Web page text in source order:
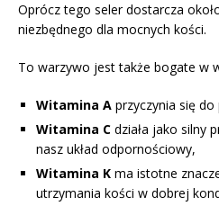
Oprócz tego seler dostarcza
niezbędnego dla mocnych kości.
To warzywo jest także bogate w
Witamina A przyczynia się
Witamina C działa jako silny
nasz układ odpornościowy,
Witamina K ma istotne
utrzymania kości w dobrej